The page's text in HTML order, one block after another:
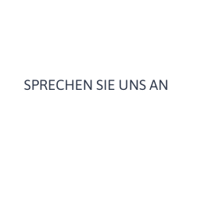
SPRECHEN SIE UNS AN